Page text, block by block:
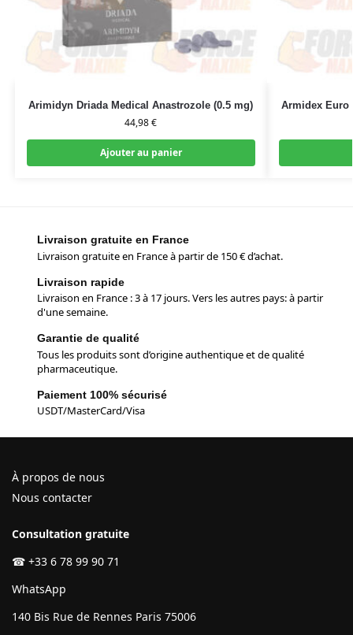
Arimidyn Driada Medical Anastrozole (0.5 mg)
44,98€
Ajouter au panier
Armidex Euro
Livraison gratuite en France
Livraison gratuite en France à partir de 150 € d’achat.
Livraison rapide
Livraison en France : 3 à 17 jours. Vers les autres pays: à partir
d'une semaine.
Garantie de qualité
Tous les produits sont d’origine authentique et de qualité
pharmaceutique.
Paiement 100% sécurisé
USDT/MasterCard/Visa
À propos de nous
Nous contacter
Consultation gratuite
☎ +33 6 78 99 90 71
WhatsApp
140 Bis Rue de Rennes Paris 75006